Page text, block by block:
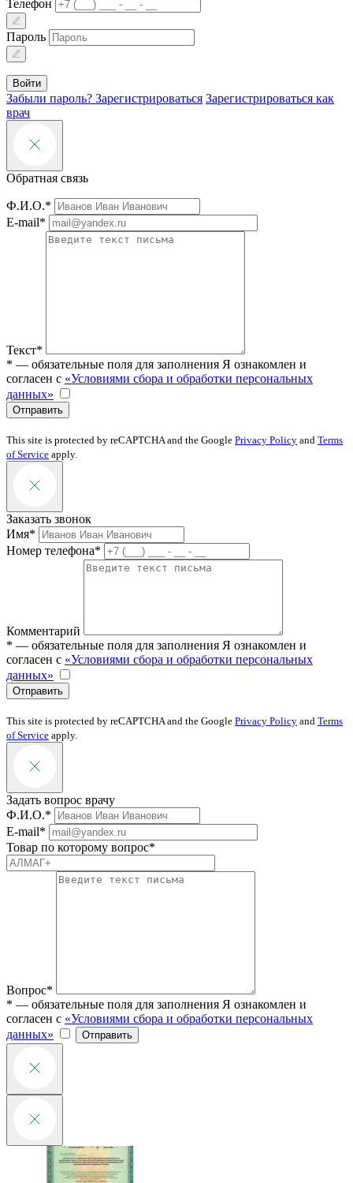
Телефон
Пароль
Войти
Забыли пароль? Зарегистрироваться Зарегистрироваться как
врач
Обратная связь
Ф.И.О.*
E-mail*
Текст*
* — обязательные поля для заполнения Я ознакомлен и
согласен с «Условиями сбора и обработки персональных
данных»
Отправить
This site is protected by reCAPTCHA and the Google Privacy Policy and Terms
of Service apply.
Заказать звонок
Имя*
Номер телефона*
Комментарий
* — обязательные поля для заполнения Я ознакомлен и
согласен с «Условиями сбора и обработки персональных
данных»
Отправить
This site is protected by reCAPTCHA and the Google Privacy Policy and Terms
of Service apply.
Задать вопрос врачу
Ф.И.О.*
E-mail*
Товар по которому вопрос*
Вопрос*
* — обязательные поля для заполнения Я ознакомлен и
согласен с «Условиями сбора и обработки персональных
данных»
Отправить